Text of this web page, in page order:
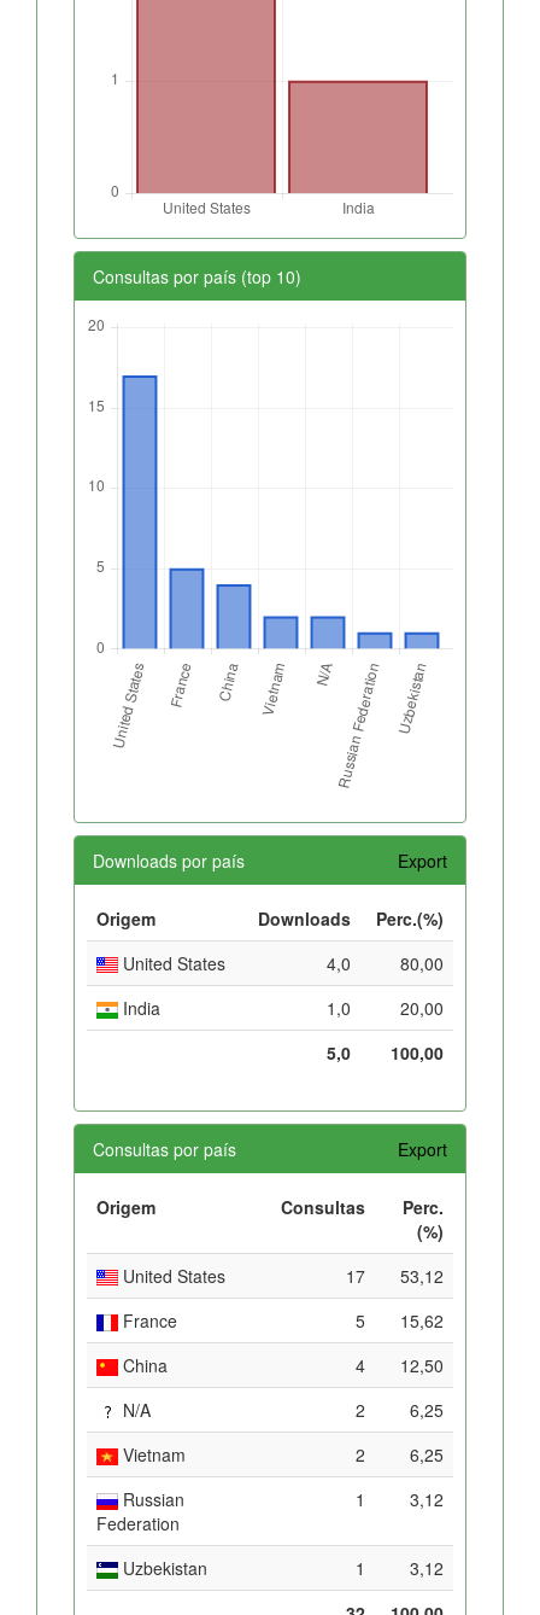
Consultas por país (top 10)
Downloads por país Export
Origem Downloads
Perc.(%)
United States
4,0
80,00
India
1,0
20,00
5,0
100,00
Consultas por país Export
Origem Consultas
Perc.
(%)
United States
17
53,12
France
5
15,62
China
4
12,50
N/A
2
6,25
Vietnam
2
6,25
Russian
Federation
1 3,12
Uzbekistan 1
3,12